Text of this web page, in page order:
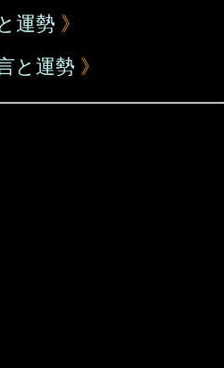
運勢 》
と運勢 》